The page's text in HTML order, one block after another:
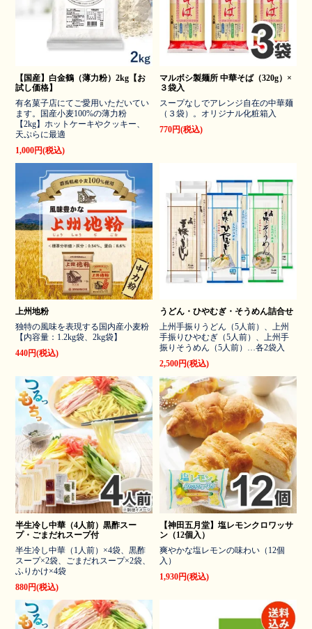
【国産】白金鶴（薄力粉）2kg【お
試し価格】
有名菓子店にてご愛用いただいてい
ます。国産小麦100%の薄力粉
【2kg】ホットケーキやクッキー、
天ぷらに最適
1,000円(税込)
マルボシ製麺所 中華そば（320g）×
３袋入
スープなしでアレンジ自在の中華麺
（３袋）。オリジナル化粧箱入
770円(税込)
上州地粉
独特の風味を表現する国内産小麦粉
【内容量：1.2kg袋、2kg袋】
440円(税込)
うどん・ひやむぎ・そうめん詰合せ
上州手振りうどん（5人前）、上州
手振りひやむぎ（5人前）、上州手
振りそうめん（5人前）…各2袋入
2,500円(税込)
半生冷し中華（4人前）黒酢スー
プ・ごまだれスープ付
半生冷し中華（1人前）×4袋、黒酢
スープ×2袋、ごまだれスープ×2袋、
ふりかけ×4袋
880円(税込)
【神田五月堂】塩レモンクロワッサ
ン（12個入）
爽やかな塩レモンの味わい（12個
入）
1,930円(税込)